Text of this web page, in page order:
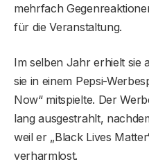
mehrfach
für die Veranstaltung.
Im selben Jahr erhielt sie
sie in einem Pepsi-
Now“ mitspielte. Der
lang ausgestrahlt,
weil er „Black Lives
verharmlost.